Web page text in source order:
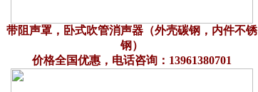
带阻声罩，卧式吹管消声器（外壳碳钢，内件不锈
钢）
价格全国优惠，电话咨询：13961380701